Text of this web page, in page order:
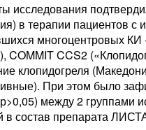
исследования
в терапии пациентов
многоцентровых КИ
COMMIT CCS2
клопидогреля
При этом было
между 2
в состав препарата